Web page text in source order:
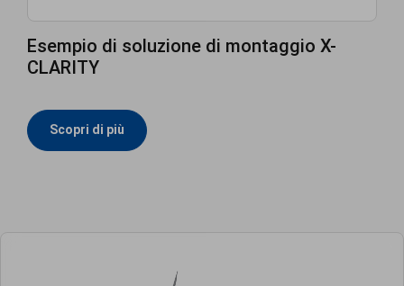
Esempio di soluzione di montaggio X-
CLARITY
Scopri di più